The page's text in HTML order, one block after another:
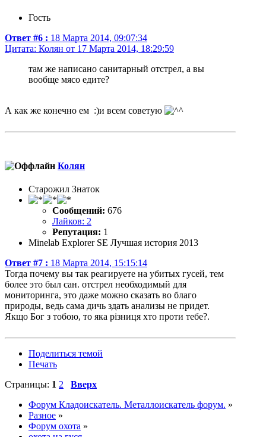
Гость
Ответ #6 : 18 Марта 2014, 09:07:34
Цитата: Колян от 17 Марта 2014, 18:29:59
там же написано санитарный отстрел, а вы
вообще мясо едите?
А как же конечно ем :)и всем советую
Колян
Старожил Знаток
Сообщений: 676
Лайков: 2
Репутация: 1
Minelab Explorer SE Лучшая история 2013
Ответ #7 : 18 Марта 2014, 15:15:14
Тогда почему вы так реагируете на убитых гусей, тем
более это был сан. отстрел необходимый для
мониторинга, это даже можно сказать во благо
природы, ведь сама дичь здать анализы не придет.
Якщо Бог з тобою, то яка різниця хто проти тебе?.
Поделиться темой
Печать
Страницы: 1 2
Вверх
Форум Кладоискатель. Металлоискатель форум. »
Разное »
Форум охота »